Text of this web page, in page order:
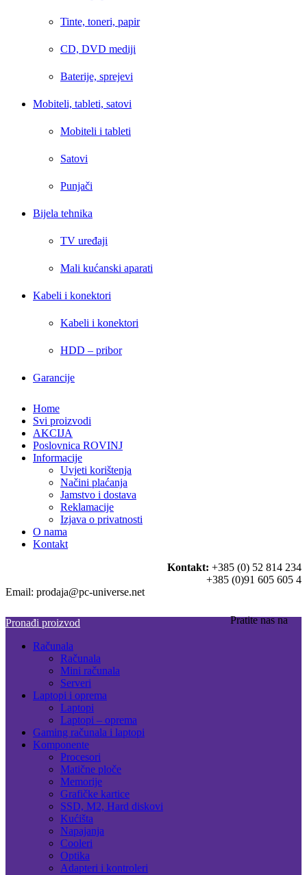
Tinte, toneri, papir
CD, DVD mediji
Baterije, sprejevi
Mobiteli, tableti, satovi
Mobiteli i tableti
Satovi
Punjači
Bijela tehnika
TV uređaji
Mali kućanski aparati
Kabeli i konektori
Kabeli i konektori
HDD – pribor
Garancije
Home
Svi proizvodi
AKCIJA
Poslovnica ROVINJ
Informacije
Uvjeti korištenja
Načini plaćanja
Jamstvo i dostava
Reklamacije
Izjava o privatnosti
O nama
Kontakt
Kontakt: +385 (0) 52 814 234
+385 (0)91 605 605 4
Email: prodaja@pc-universe.net
Pratite nas na
Pronađi proizvod
Računala
Računala
Mini računala
Serveri
Laptopi i oprema
Laptopi
Laptopi – oprema
Gaming računala i laptopi
Komponente
Procesori
Matične ploče
Memorije
Grafičke kartice
SSD, M2, Hard diskovi
Kućišta
Napajanja
Cooleri
Optika
Adapteri i kontroleri